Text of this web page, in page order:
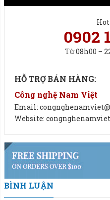
bao đóng chứa lượng thóc
0902
Từ 08h00 –
HỖ TRỢ BÁN HÀNG:
Công nghệ Nam Việt
Email:
Website:
BÌNH LUẬN